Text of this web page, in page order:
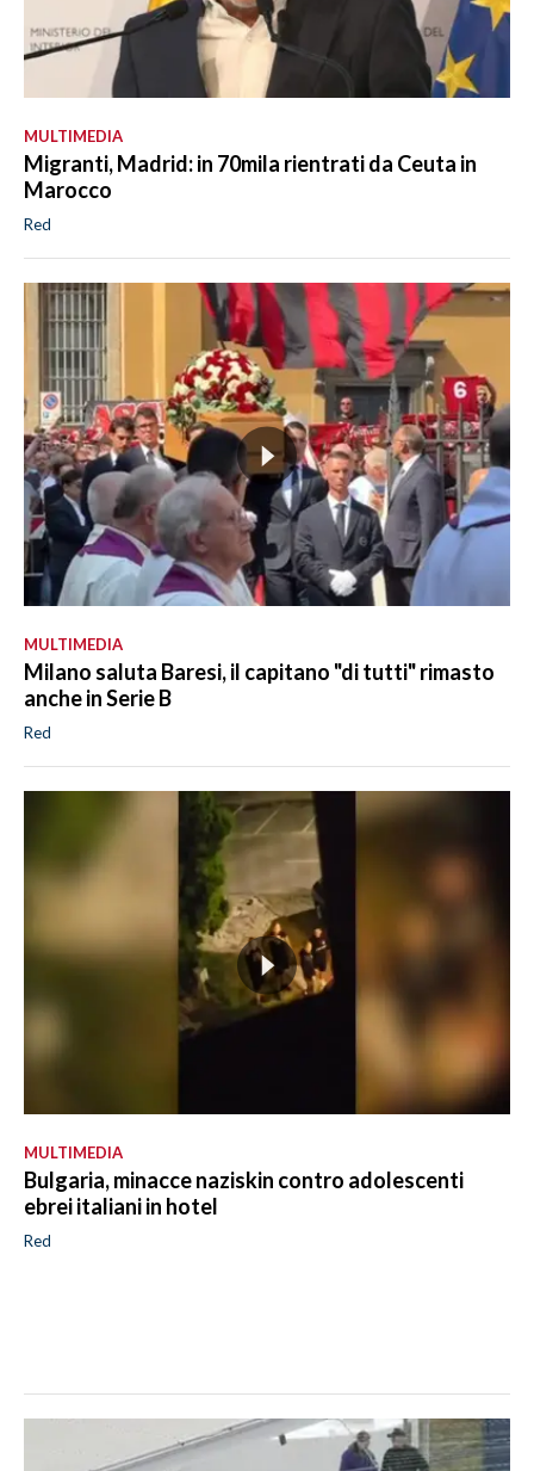
MULTIMEDIA
Migranti, Madrid: in 70mila rientrati da Ceuta in
Marocco
Red
MULTIMEDIA
Milano saluta Baresi, il capitano "di tutti" rimasto
anche in Serie B
Red
MULTIMEDIA
Bulgaria, minacce naziskin contro adolescenti
ebrei italiani in hotel
Red